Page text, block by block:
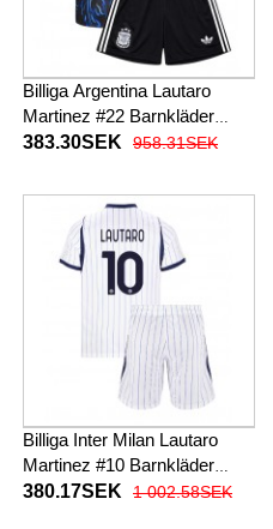
Billiga Argentina Lautaro
Martinez #22 Barnkläder
Borta fotbollskläder till baby
byxor)
383.30SEK 958.31SEK
Billiga Inter Milan Lautaro
Martinez #10 Barnkläder
Borta fotbollskläder till baby
380.17SEK 1 002.58SEK